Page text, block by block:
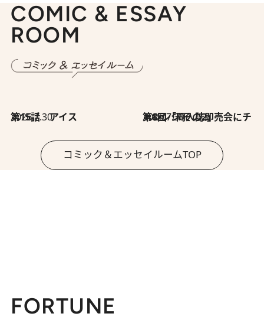
COMIC & ESSAY
ROOM
2026.7.30
第15話 アイス 2026.7.30
第8回「同人誌即売会にチャレンジ その2」
コミック＆エッセイルームTOP
FORTUNE